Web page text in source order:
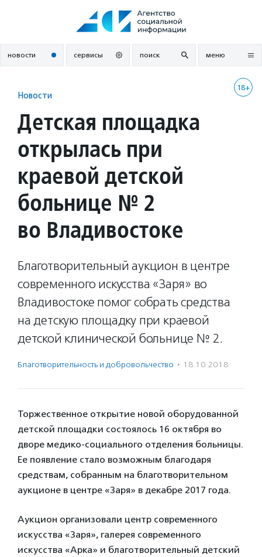
новости сервисы поиск меню
18+
Новости
Детская площадка
открылась при
краевой детской
больнице № 2
во Владивостоке
Благотворительный аукцион в центре
современного искусства «Заря» во
Владивостоке помог собрать средства
на детскую площадку при краевой
детской клинической больнице № 2.
Благотвори­тель­ность и доброволь­чест­во · 18.10.2018
Торжественное открытие новой оборудованной
детской площадки состоялось 16 октября во
дворе медико-социального отделения больницы.
Ее появление стало возможным благодаря
средствам, собранным на благотворительном
аукционе в центре «Заря» в декабре 2017 года.
Аукцион организовали центр современного
искусства «Заря», галерея современного
искусства «Арка» и благотворительный детский